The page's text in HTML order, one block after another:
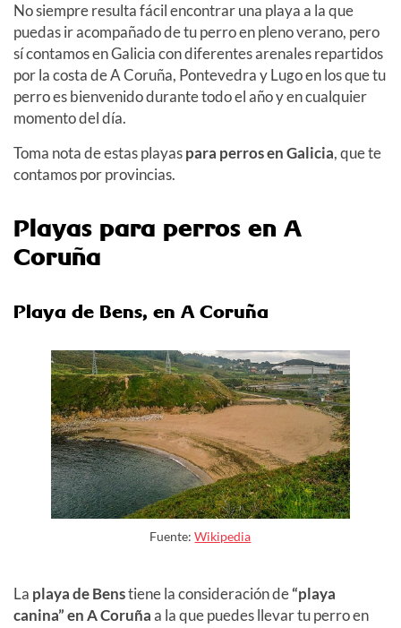
No siempre resulta fácil encontrar una playa a la que
puedas ir acompañado de tu perro en pleno verano, pero
sí contamos en Galicia con diferentes arenales repartidos
por la costa de A Coruña, Pontevedra y Lugo en los que tu
perro es bienvenido durante todo el año y en cualquier
momento del día.
Toma nota de estas playaspara perros en Galicia, que te
contamos por provincias.
Playas para perros en A
Coruña
Playa de Bens, en A Coruña
Fuente:Wikipedia
La playa de Benstiene la consideración de“playa
canina”en A Coruñaa la que puedes llevar tu perro en